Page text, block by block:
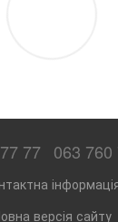
77 063 760
версія сайту